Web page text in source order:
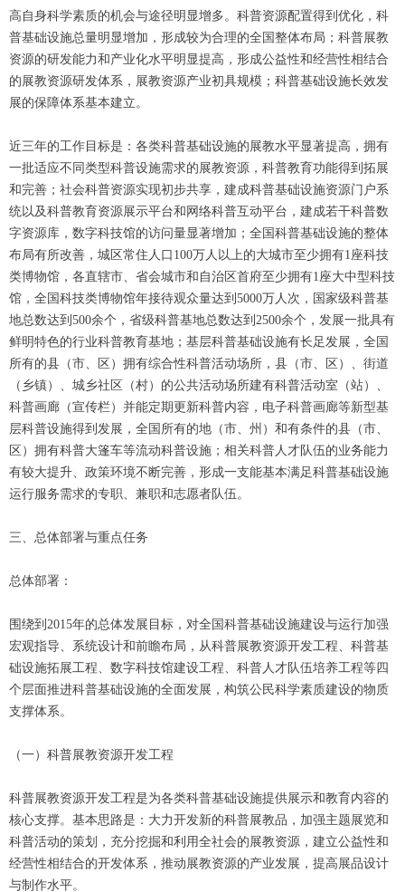
高自身科学素质的机会与途径明显增多。科普资源配置得到优化，科
普基础设施总量明显增加，形成较为合理的全国整体布局；科普展教
资源的研发能力和产业化水平明显提高，形成公益性和经营性相结合
的展教资源研发体系，展教资源产业初具规模；科普基础设施长效发
展的保障体系基本建立。
近三年的工作目标是：各类科普基础设施的展教水平显著提高，拥有
一批适应不同类型科普设施需求的展教资源，科普教育功能得到拓展
和完善；社会科普资源实现初步共享，建成科普基础设施资源门户系
统以及科普教育资源展示平台和网络科普互动平台，建成若干科普数
字资源库，数字科技馆的访问量显著增加；全国科普基础设施的整体
布局有所改善，城区常住人口100万人以上的大城市至少拥有1座科技
类博物馆，各直辖市、省会城市和自治区首府至少拥有1座大中型科技
馆，全国科技类博物馆年接待观众量达到5000万人次，国家级科普基
地总数达到500余个，省级科普基地总数达到2500余个，发展一批具有
鲜明特色的行业科普教育基地；基层科普基础设施有长足发展，全国
所有的县（市、区）拥有综合性科普活动场所，县（市、区）、街道
（乡镇）、城乡社区（村）的公共活动场所建有科普活动室（站）、
科普画廊（宣传栏）并能定期更新科普内容，电子科普画廊等新型基
层科普设施得到发展，全国所有的地（市、州）和有条件的县（市、
区）拥有科普大篷车等流动科普设施；相关科普人才队伍的业务能力
有较大提升、政策环境不断完善，形成一支能基本满足科普基础设施
运行服务需求的专职、兼职和志愿者队伍。
三、总体部署与重点任务
总体部署：
围绕到2015年的总体发展目标，对全国科普基础设施建设与运行加强
宏观指导、系统设计和前瞻布局，从科普展教资源开发工程、科普基
础设施拓展工程、数字科技馆建设工程、科普人才队伍培养工程等四
个层面推进科普基础设施的全面发展，构筑公民科学素质建设的物质
支撑体系。
（一）科普展教资源开发工程
科普展教资源开发工程是为各类科普基础设施提供展示和教育内容的
核心支撑。基本思路是：大力开发新的科普展教品，加强主题展览和
科普活动的策划，充分挖掘和利用全社会的展教资源，建立公益性和
经营性相结合的开发体系，推动展教资源的产业发展，提高展品设计
与制作水平。